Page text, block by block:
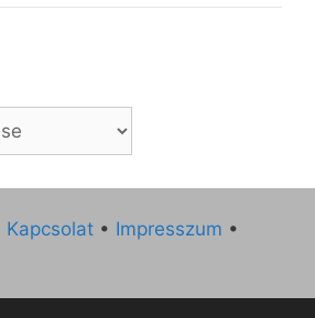
Kapcsolat • Impresszum •